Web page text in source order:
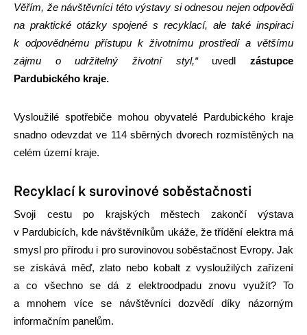
Věřím, že návštěvníci této výstavy si odnesou nejen odpovědi
na praktické otázky spojené s recyklací, ale také inspiraci
k odpovědnému přístupu k životnímu prostředí a většímu
zájmu o udržitelný životní styl,“
uvedlzástupce
Pardubického kraje.
Vysloužilé spotřebiče mohou obyvatelé Pardubického kraje
snadno odevzdat ve 114 sběrných dvorech rozmístěných na
celém území kraje.
Recyklací k surovinové soběstačnosti
Svoji cestu po krajských městech zakončí výstava
v Pardubicích, kde návštěvníkům ukáže, že třídění elektra má
smysl pro přírodu i pro surovinovou soběstačnost Evropy. Jak
se získává měď, zlato nebo kobalt z vysloužilých zařízení
a co všechno se dá z elektroodpadu znovu využít? To
a mnohem více se návštěvníci dozvědí díky názorným
informačním panelům.